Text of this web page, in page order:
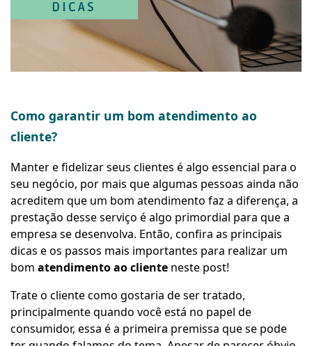
Como garantir um bom atendimento ao
cliente?
Manter e fidelizar seus clientes é algo essencial para o
seu negócio, por mais que algumas pessoas ainda não
acreditem que um bom atendimento faz a diferença, a
prestação desse serviço é algo primordial para que a
empresa se desenvolva. Então, confira as principais
dicas e os passos mais importantes para realizar um
bom atendimento ao cliente neste post!
Trate o cliente como gostaria de ser tratado,
principalmente quando você está no papel de
consumidor, essa é a primeira premissa que se pode